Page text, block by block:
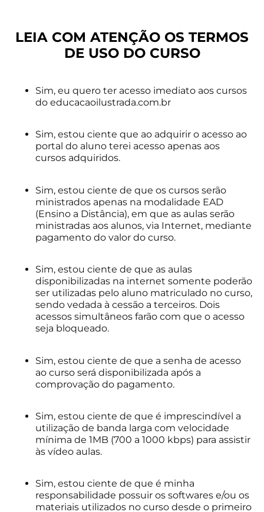
LEIA COM ATENÇÃO OS TERMOS
DE USO DO CURSO
Sim, eu quero ter acesso imediato aos cursos
do educacaoilustrada.com.br
Sim, estou ciente que ao adquirir o acesso ao
portal do aluno terei acesso apenas aos
cursos adquiridos.
Sim, estou ciente de que os cursos serão
ministrados apenas na modalidade EAD
(Ensino a Distância), em que as aulas serão
ministradas aos alunos, via Internet, mediante
pagamento do valor do curso.
Sim, estou ciente de que as aulas
disponibilizadas na internet somente poderão
ser utilizadas pelo aluno matriculado no curso,
sendo vedada à cessão a terceiros. Dois
acessos simultâneos farão com que o acesso
seja bloqueado.
Sim, estou ciente de que a senha de acesso
ao curso será disponibilizada após a
comprovação do pagamento.
Sim, estou ciente de que é imprescindível a
utilização de banda larga com velocidade
mínima de 1MB (700 a 1000 kbps) para assistir
às vídeo aulas.
Sim, estou ciente de que é minha
responsabilidade possuir os softwares e/ou os
materiais utilizados no curso desde o primeiro